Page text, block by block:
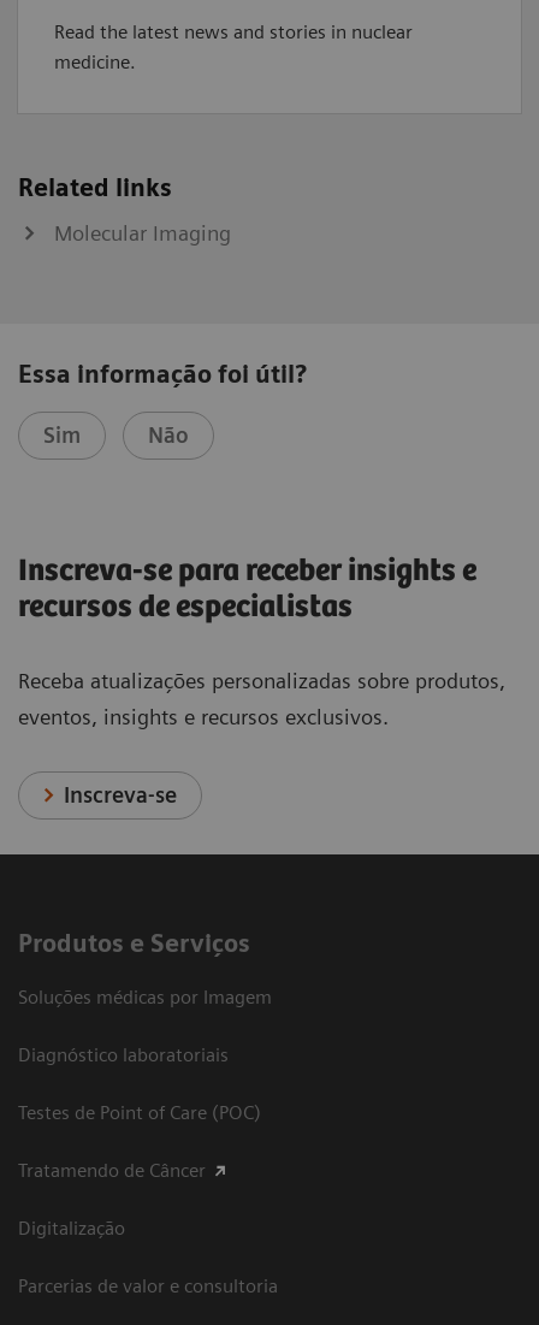
Read the latest news and stories in nuclear
medicine.
Related links
Molecular Imaging
Essa informação foi útil?
Sim Não
Inscreva-se para receber insights e
recursos de especialistas
Receba atualizações personalizadas sobre produtos,
eventos, insights e recursos exclusivos.
Inscreva-se
Produtos e Serviços
Soluções médicas por Imagem
Diagnóstico laboratoriais
Testes de Point of Care (POC)
Tratamendo de Câncer
Digitalização
Parcerias de valor e consultoria